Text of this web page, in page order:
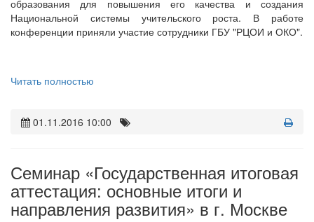
образования для повышения его качества и создания
Национальной системы учительского роста. В работе
конференции приняли участие сотрудники ГБУ "РЦОИ и ОКО".
Читать полностью
01.11.2016 10:00
Семинар «Государственная итоговая
аттестация: основные итоги и
направления развития» в г. Москве